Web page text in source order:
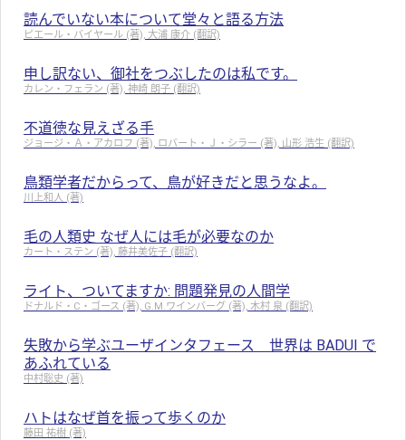
読んでいない本について堂々と語る方法
ピエール・バイヤール (著), 大浦 康介 (翻訳)
申し訳ない、御社をつぶしたのは私です。
カレン・フェラン (著), 神崎 朗子 (翻訳)
不道徳な見えざる手
ジョージ・Ａ・アカロフ (著), ロバート・Ｊ・シラー (著), 山形 浩生 (翻訳)
鳥類学者だからって、鳥が好きだと思うなよ。
川上和人 (著)
毛の人類史 なぜ人には毛が必要なのか
カート・ステン (著), 藤井美佐子 (翻訳)
ライト、ついてますか: 問題発見の人間学
ドナルド・C・ゴース (著), G.M.ワインバーグ (著), 木村 泉 (翻訳)
失敗から学ぶユーザインタフェース 世界は BADUI で
あふれている
中村聡史 (著)
ハトはなぜ首を振って歩くのか
藤田 祐樹 (著)